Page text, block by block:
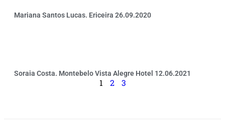
Mariana Santos Lucas. Ericeira 26.09.2020
Soraia Costa. Montebelo Vista Alegre Hotel 12.06.2021
1 2 3